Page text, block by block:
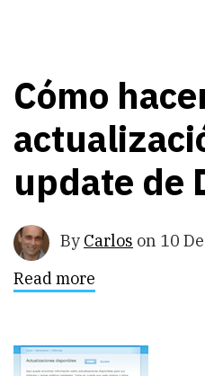
Cómo
update de
By Carlos on 10
Read more
actualización
o